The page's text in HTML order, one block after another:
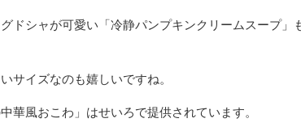
ドシャが可愛い「冷静パンプキンクリームスープ」
サイズなのも嬉しいですね。
中華風おこわ」はせいろで提供されています。